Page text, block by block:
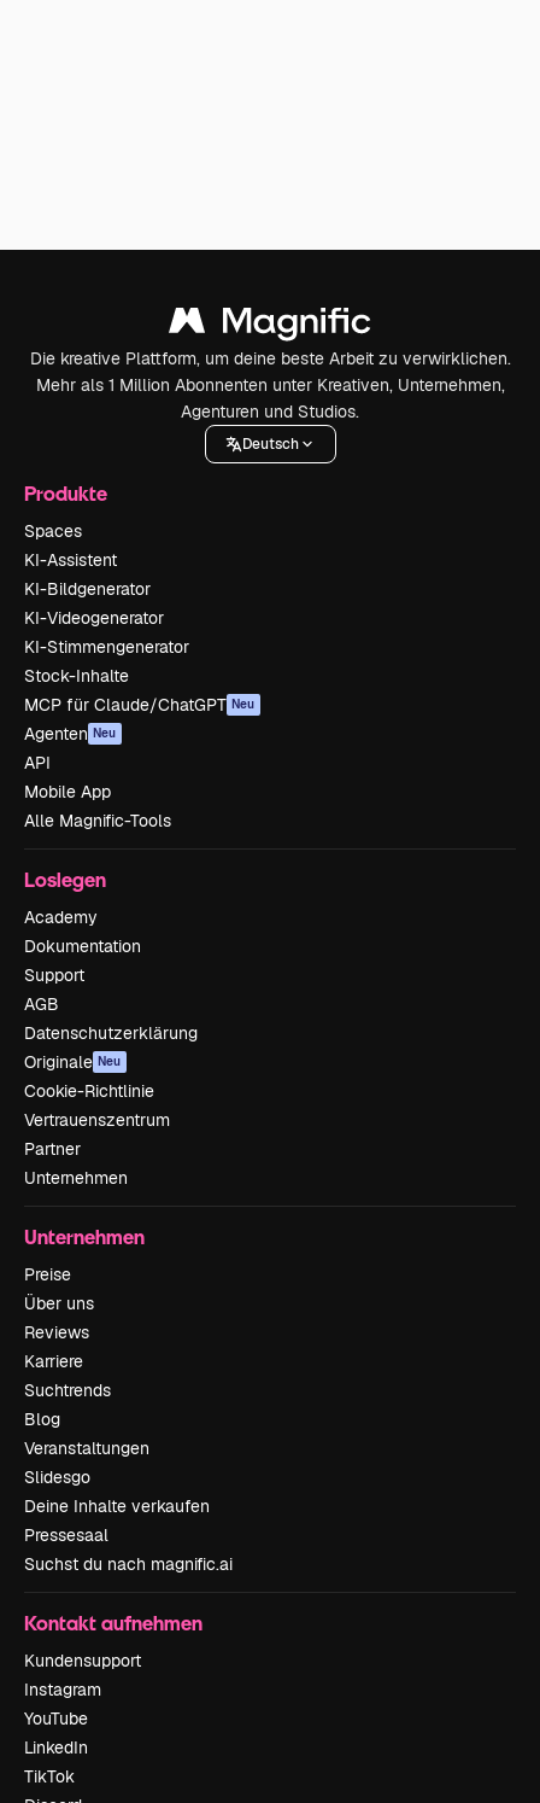
Die kreative Plattform, um deine beste Arbeit zu verwirklichen.
Mehr als 1 Million Abonnenten unter Kreativen, Unternehmen,
Agenturen und Studios.
Deutsch
Produkte
Spaces
KI-Assistent
KI-Bildgenerator
KI-Videogenerator
KI-Stimmengenerator
Stock-Inhalte
MCP für Claude/ChatGPT Neu
Agenten Neu
API
Mobile App
Alle Magnific-Tools
Loslegen
Academy
Dokumentation
Support
AGB
Datenschutzerklärung
Originale Neu
Cookie-Richtlinie
Vertrauenszentrum
Partner
Unternehmen
Unternehmen
Preise
Über uns
Reviews
Karriere
Suchtrends
Blog
Veranstaltungen
Slidesgo
Deine Inhalte verkaufen
Pressesaal
Suchst du nach magnific.ai
Kontakt aufnehmen
Kundensupport
Instagram
YouTube
LinkedIn
TikTok